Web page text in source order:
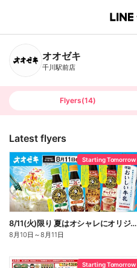
B
n
T
オオゼキ
千川駅前店
Flyers(14)
Latest flyers
Starting Tomorrow
8/11(火)限り 夏はオシャレにオリジナルフラッペにしようよ♪
8月10日 ～8月11日
Starting Tomorrow